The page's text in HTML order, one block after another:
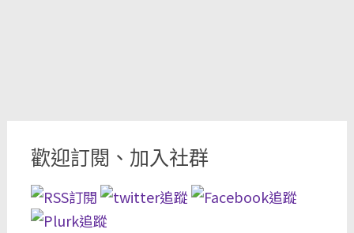
歡迎訂閱、加入社群